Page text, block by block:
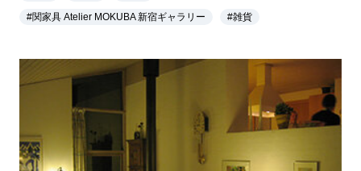
#関家具 Atelier MOKUBA 新宿ギャラリー #雑貨